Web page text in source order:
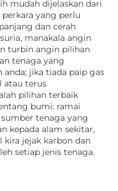
mudah dijelaskan dari
perkara yang perlu
dan cerah
manakala angin
turbin angin pilihan
tenaga yang
anda; jika tiada paip gas
atau terus
pilihan terbaik
bumi: ramai
tenaga yang
kepada alam sekitar,
jejak karbon dan
setiap jenis tenaga.